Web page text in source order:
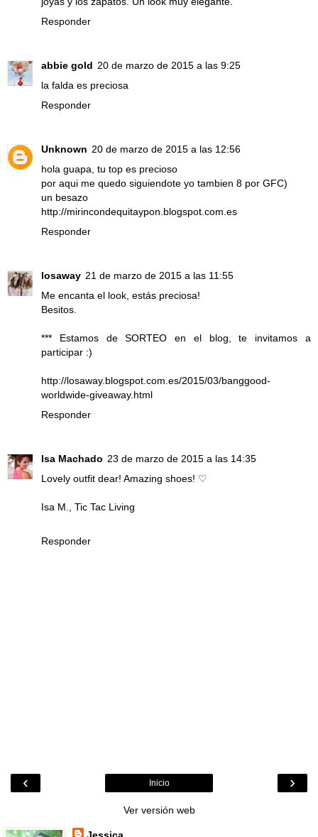
Responder
abbie gold 20 de marzo de 2015 a las 9:25
la falda es preciosa
Responder
Unknown 20 de marzo de 2015 a las 12:56
hola guapa, tu top es precioso
por aqui me quedo siguiendote yo tambien 8 por GFC)
un besazo
http://mirincondequitaypon.blogspot.com.es
Responder
losaway 21 de marzo de 2015 a las 11:55
Me encanta el look, estás preciosa!
Besitos.
*** Estamos de SORTEO en el blog, te invitamos a
participar :)
http://losaway.blogspot.com.es/2015/03/banggood-
worldwide-giveaway.html
Responder
Isa Machado 23 de marzo de 2015 a las 14:35
Lovely outfit dear! Amazing shoes! ♡
Isa M., Tic Tac Living
Responder
‹ ›
Inicio
Ver versión web
Jessica